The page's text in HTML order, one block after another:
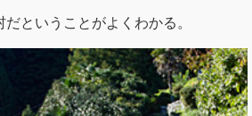
ということがよくわかる。